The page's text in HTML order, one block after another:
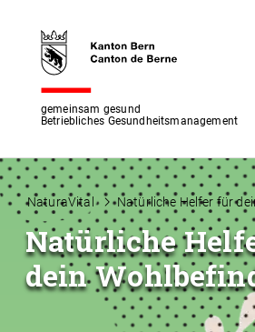
gemeinsam gesund
Betriebliches Gesundheitsmanagement
NaturaVital Natürliche Helfer für
Natürliche
dein